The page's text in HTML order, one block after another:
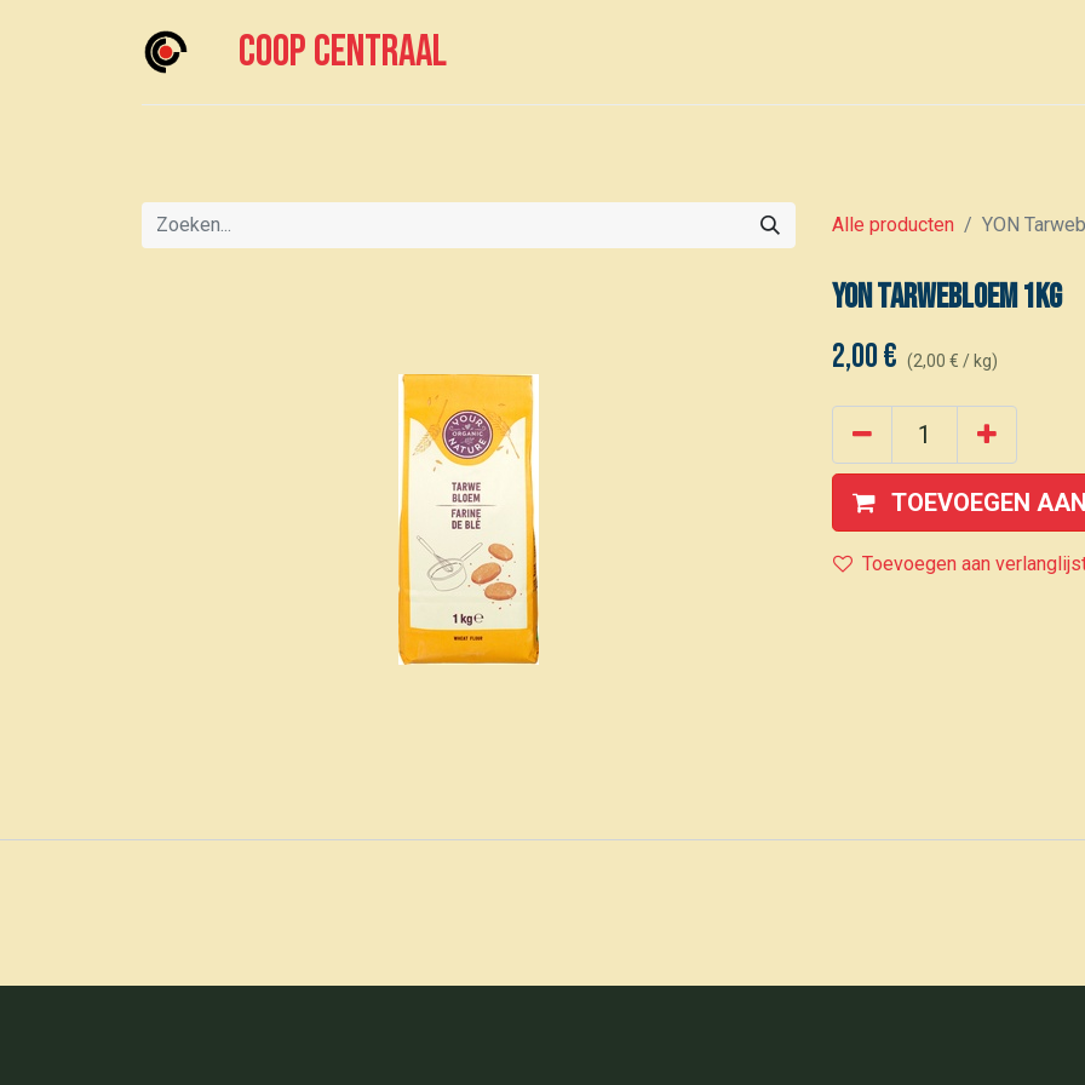
Coop centraal
Alle producten YON
YON Tarwebloem 1kg
2,00€ (2,00 € / kg)
TOEVOEGEN
Toevoegen aan